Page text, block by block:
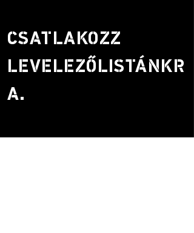
CSATLAKOZZ
LEVELEZŐLISTÁNKR
A.